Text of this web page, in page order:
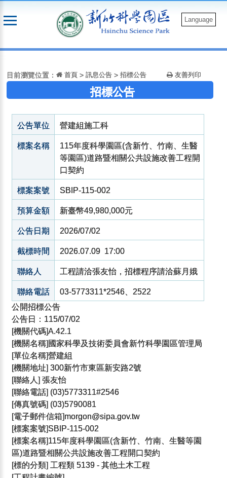
到
Language
目前瀏覽位置： 首頁 >訊息公告 >招標公告 友善列印
招標公告
公告單位 營建組施工科
標案名稱
115年度科學園區(含新竹、竹南、生醫
等園區)道路暨相關公共設施改善工程開
口契約
標案案號 SBIP-115-002
預算金額 新臺幣49,980,000元
公告日期 2026/07/02
截標時間 2026.07.09 17:00
聯絡人 工程請洽張友怡，招標程序請洽蘇月娥
聯絡電話
03-5773311*2546、2522
公開招標公告
公告日：115/07/02
[機關代碼]A.42.1
[機關名稱]國家科學及技術委員會新竹科學園區管理局
[單位名稱]營建組
[機關地址] 300新竹市東區新安路2號
[聯絡人] 張友怡
[聯絡電話] (03)5773311#2546
[傳真號碼] (03)5790081
[電子郵件信箱]morgon@sipa.gov.tw
[標案案號]SBIP-115-002
[標案名稱]115年度科學園區(含新竹、竹南、生醫等園
區)道路暨相關公共設施改善工程開口契約
[標的分類] 工程類 5139 - 其他土木工程